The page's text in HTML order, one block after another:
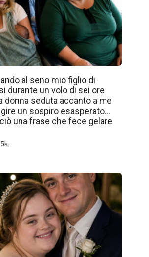
al seno mio figlio di
durante un volo di sei ore
donna seduta accanto a me
un sospiro esasperato…
una frase che fece gelare